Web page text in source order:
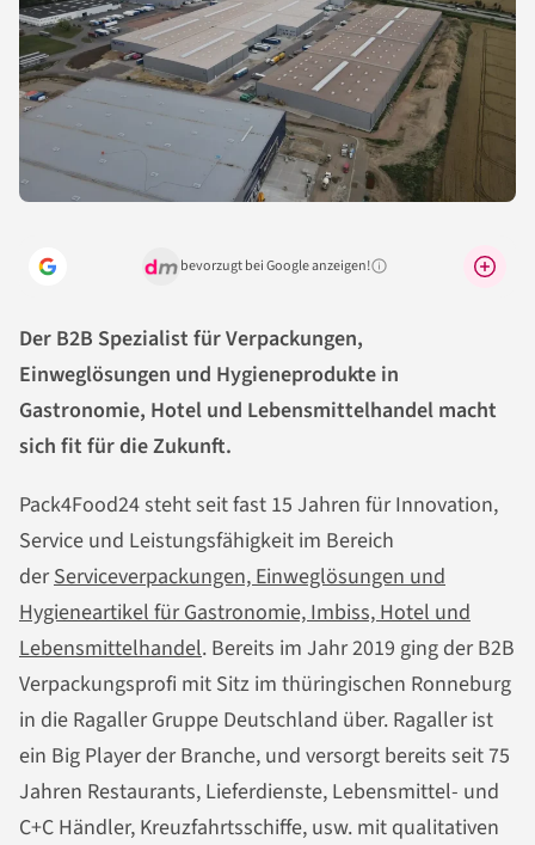
bevorzugt bei Google anzeigen!Warum lohnt sich das?
Der B2B Spezialist für Verpackungen,
Einweglösungen und Hygieneprodukte in
Gastronomie, Hotel und Lebensmittelhandel macht
sich fit für die Zukunft.
Pack4Food24 steht seit fast 15 Jahren für Innovation,
Service und Leistungsfähigkeit im Bereich
derServiceverpackungen, Einweglösungen und
Hygieneartikel für Gastronomie, Imbiss, Hotel und
Lebensmittelhandel. Bereits im Jahr 2019 ging der B2B
Verpackungsprofi mit Sitz im thüringischen Ronneburg
in die Ragaller Gruppe Deutschland über. Ragaller ist
ein Big Player der Branche, und versorgt bereits seit 75
Jahren Restaurants, Lieferdienste, Lebensmittel- und
C+C Händler, Kreuzfahrtsschiffe, usw. mit qualitativen